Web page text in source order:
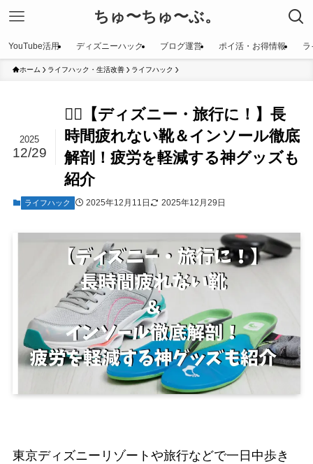
ちゅ〜ちゅ〜ぶ。
YouTube活用 ディズニーハック ブログ運営 ポイ活・お得情報
ホーム ライフハック・生活改善 ライフハック
🚶‍♀️【ディズニー・旅行に！】長
時間疲れない靴＆インソール徹底
解剖！疲労を軽減する神グッズも
紹介
2025
12/29
ライフハック 2025年12月11日 2025年12月29日
東京ディズニーリゾートや旅行などで一日中歩き